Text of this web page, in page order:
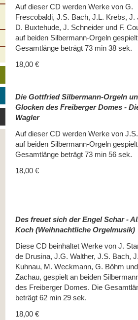
Auf dieser CD werden Werke von G.
Frescobaldi, J.S. Bach, J.L. Krebs, J.
D. Buxtehude, J. Schneider und F.
auf beiden Silbermann-Orgeln
Gesamtlänge beträgt 73 min 38 sek.
18,00 €
Die Gottfried Silbermann-Orgeln
Glocken des Freiberger Domes -
Wagler
Auf dieser CD werden Werke von
auf beiden Silbermann-Orgeln
Gesamtlänge beträgt 73 min 56 sek.
18,00 €
Des freuet sich der Engel Schar -
Koch (Weihnachtliche Orgelmusik)
Diese CD beinhaltet Werke von J.
de Drusina, J.G. Walther, J.S. Bach,
Kuhnau, M. Weckmann, G. Böhm
Zachau, gespielt an beiden
des Freiberger Domes. Die
beträgt 62 min 29 sek.
18,00 €